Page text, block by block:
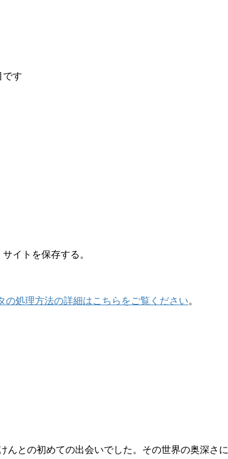
です
イトを保存する。
の処理方法の詳細はこちらをご覧ください。
との初めての出会いでした。その世界の奥深さ